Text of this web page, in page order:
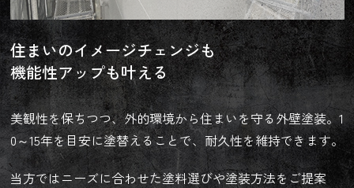
住まいのイメージチェンジも
機能性アップも叶える
美観性を保ちつつ、外的環境から住まいを守る外壁塗装。1
0～15年を目安に塗替えることで、耐久性を維持できます。
当方ではニーズに合わせた塗料選びや塗装方法をご提案